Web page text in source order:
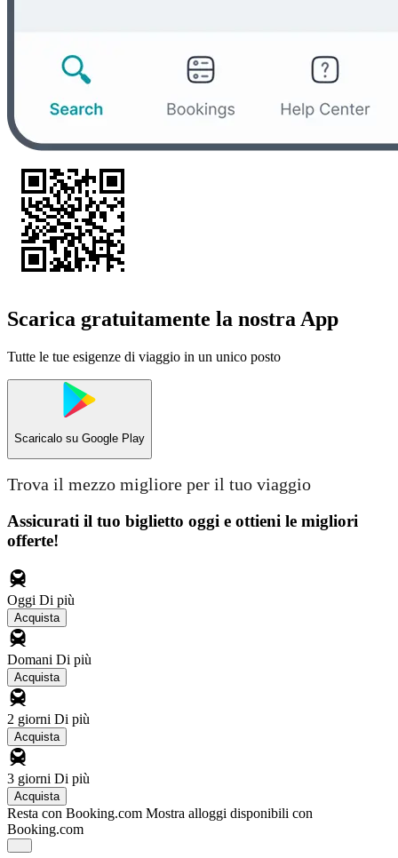
Scarica gratuitamente la nostra App
Tutte le tue esigenze di viaggio in un unico posto
Scaricalo su Google Play
Trova il mezzo migliore per il tuo viaggio
Assicurati il ​​tuo biglietto oggi e ottieni le migliori
offerte!
Oggi Di più
Acquista
Domani Di più
Acquista
2 giorni Di più
Acquista
3 giorni Di più
Acquista
Resta con Booking.com Mostra alloggi disponibili con
Booking.com